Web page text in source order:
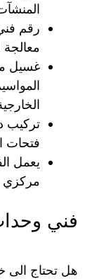
رقم
غسيل
تركيب
فتحات
يعمل
مركزي
فني
هل تحتاج الى